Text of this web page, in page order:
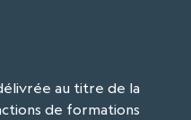
au titre de la
de formations